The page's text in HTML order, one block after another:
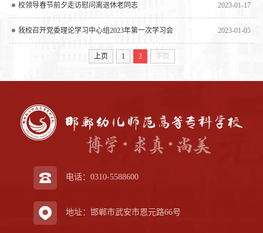
校领导春节前夕走访慰问离退休老同志 2023-01-17
我校召开党委理论学习中心组2023年第一次学习会 2023-01-05
上页 1 2 下页
电话：0310-5588600
地址：邯郸市武安市恩元路66号